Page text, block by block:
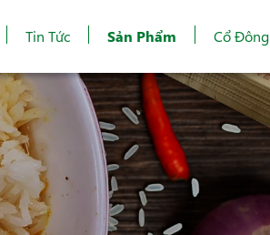
Tin Tức Sản Phẩm Cổ Đông